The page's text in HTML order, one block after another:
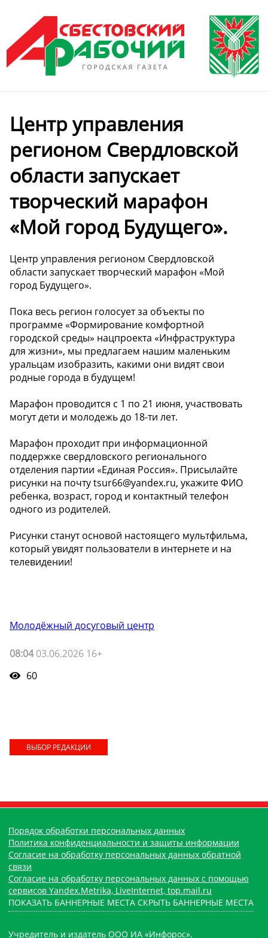
Центр управления
регионом Свердловской
области запускает
творческий марафон
«Мой город Будущего».
Центр управления регионом Свердловской
области запускает творческий марафон «Мой
город Будущего».
Пока весь регион голосует за объекты по
программе «Формирование комфортной
городской среды» нацпроекта «Инфраструктура
для жизни», мы предлагаем нашим маленьким
уральцам изобразить, какими они видят свои
родные города в будущем!
Марафон проводится с 1 по 21 июня, участвовать
могут дети и молодежь до 18-ти лет.
Марафон проходит при информационной
поддержке свердловского регионального
отделения партии «Единая Россия». Присылайте
рисунки на почту tsur66@yandex.ru, укажите ФИО
ребенка, возраст, город и контактный телефон
одного из родителей.
Рисунки станут основой настоящего мультфильма,
который увидят пользователи в интернете и на
телевидении!
Молодёжный досуговый центр
08:0403.06.2026 16+
60
ВЫБОР РЕДАКЦИИ
Порядок обработки персональных данных
Политика конфиденциальности и защиты информации
Согласие на обработку персональных данных обратной
связи
Согласие на обработку персональных данных с помощью
сервисов Yandex.Metrika, LiveInternet, top.mail.ru
ПОКАЗАТЬ БАННЕРНЫЕ МЕСТА СКРЫТЬ БАННЕРНЫЕ МЕСТА
Учредитель и издатель ООО ИА «Инфорос».